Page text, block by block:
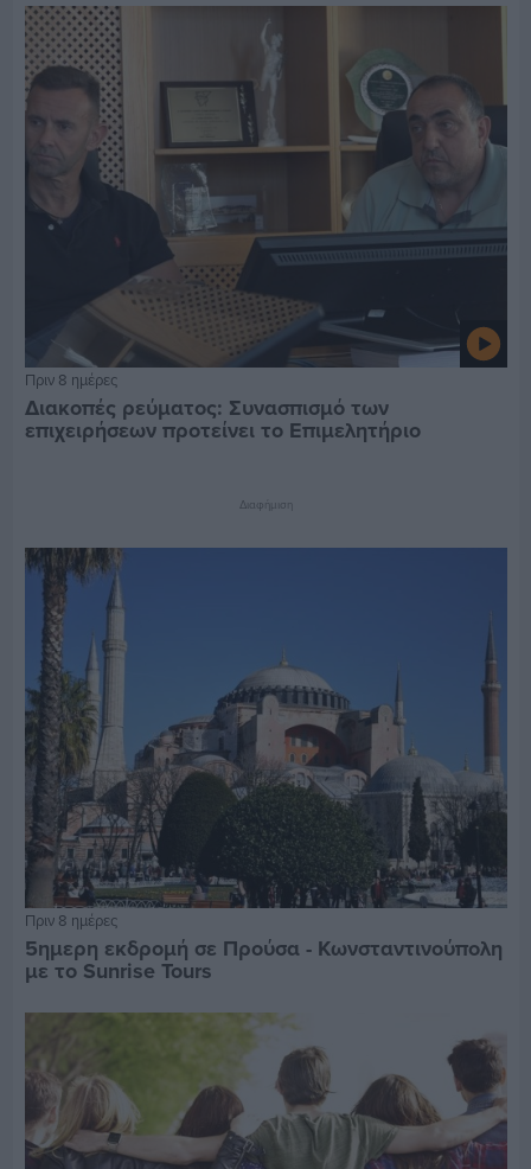
Πριν 8 ημέρες
Διακοπές ρεύματος: Συνασπισμό των
επιχειρήσεων προτείνει το Επιμελητήριο
Διαφήμιση
Πριν 8 ημέρες
5ημερη εκδρομή σε Προύσα - Κωνσταντινούπολη
με το Sunrise Tours